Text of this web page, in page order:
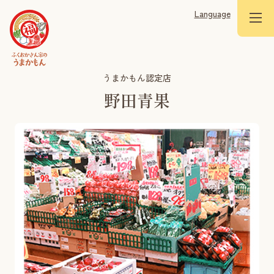
Language
うまかもん認定店
野田青果